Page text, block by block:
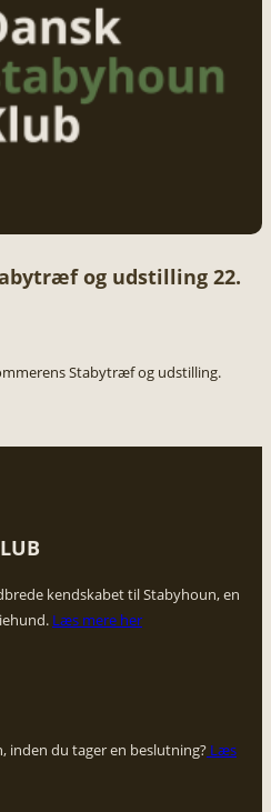
og udstilling 22.
Stabytræf og udstilling.
kendskabet til Stabyhoun, en
Læs mere her
inden du tager en beslutning? ​Læs